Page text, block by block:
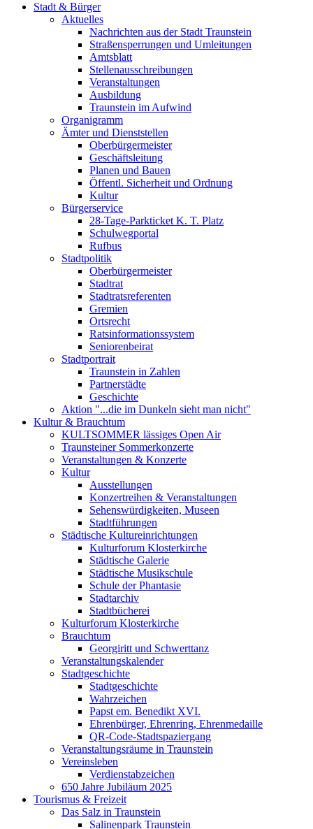
Stadt & Bürger
Aktuelles
Nachrichten aus der Stadt Traunstein
Straßensperrungen und Umleitungen
Amtsblatt
Stellenausschreibungen
Veranstaltungen
Ausbildung
Traunstein im Aufwind
Organigramm
Ämter und Dienststellen
Oberbürgermeister
Geschäftsleitung
Planen und Bauen
Öffentl. Sicherheit und Ordnung
Kultur
Bürgerservice
28-Tage-Parkticket K. T. Platz
Schulwegportal
Rufbus
Stadtpolitik
Oberbürgermeister
Stadtrat
Stadtratsreferenten
Gremien
Ortsrecht
Ratsinformationssystem
Seniorenbeirat
Stadtportrait
Traunstein in Zahlen
Partnerstädte
Geschichte
Aktion "...die im Dunkeln sieht man nicht"
Kultur & Brauchtum
KULTSOMMER lässiges Open Air
Traunsteiner Sommerkonzerte
Veranstaltungen & Konzerte
Kultur
Ausstellungen
Konzertreihen & Veranstaltungen
Sehenswürdigkeiten, Museen
Stadtführungen
Städtische Kultureinrichtungen
Kulturforum Klosterkirche
Städtische Galerie
Städtische Musikschule
Schule der Phantasie
Stadtarchiv
Stadtbücherei
Kulturforum Klosterkirche
Brauchtum
Georgiritt und Schwerttanz
Veranstaltungskalender
Stadtgeschichte
Stadtgeschichte
Wahrzeichen
Papst em. Benedikt XVI.
Ehrenbürger, Ehrenring, Ehrenmedaille
QR-Code-Stadtspaziergang
Veranstaltungsräume in Traunstein
Vereinsleben
Verdienstabzeichen
650 Jahre Jubiläum 2025
Tourismus & Freizeit
Das Salz in Traunstein
Salinenpark Traunstein